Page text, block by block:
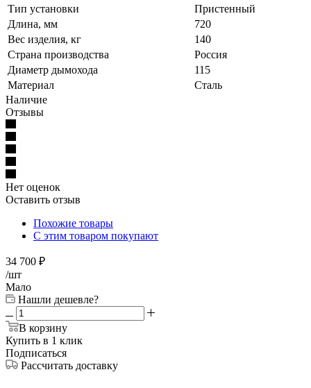
Тип установки
Пристенный
Длина, мм
720
Вес изделия, кг
140
Страна производства
Россия
Диаметр дымохода
115
Материал
Сталь
Наличие
Отзывы
Нет оценок
Оставить отзыв
Похожие товары
С этим товаром покупают
34 700 ₽
/шт
Мало
Нашли дешевле?
В корзину
Купить в 1 клик
Подписаться
Рассчитать доставку